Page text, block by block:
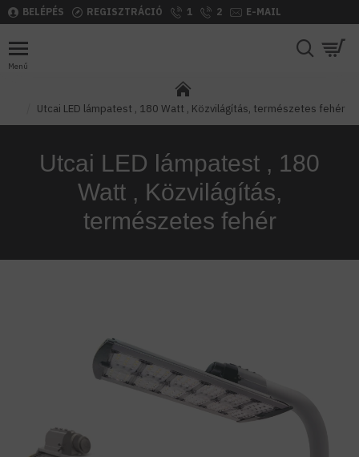
BELÉPÉS REGISZTRÁCIÓ 1 2 E-MAIL
Utcai LED lámpatest , 180 Watt , Közvilágítás, természetes fehér
Utcai LED lámpatest , 180
Watt , Közvilágítás,
természetes fehér